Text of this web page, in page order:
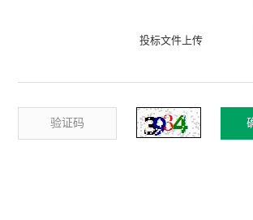
投标文件上传